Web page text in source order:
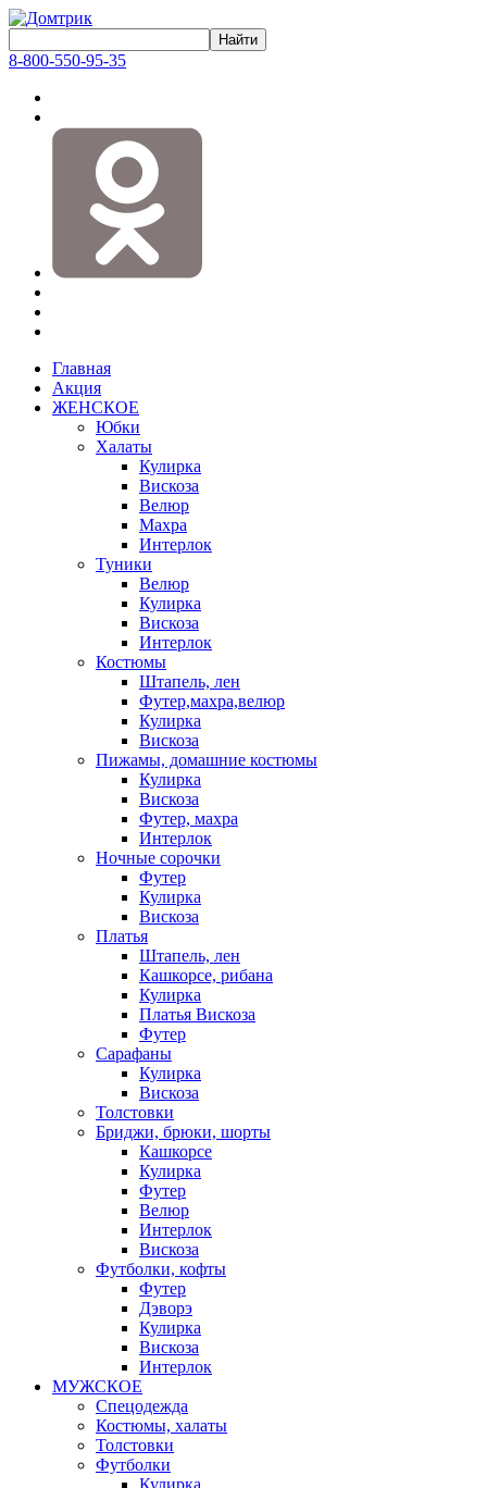
8-800-550-95-35
Главная
Акция
ЖЕНСКОЕ
Юбки
Халаты
Кулирка
Вискоза
Велюр
Махра
Интерлок
Туники
Велюр
Кулирка
Вискоза
Интерлок
Костюмы
Штапель, лен
Футер,махра,велюр
Кулирка
Вискоза
Пижамы, домашние костюмы
Кулирка
Вискоза
Футер, махра
Интерлок
Ночные сорочки
Футер
Кулирка
Вискоза
Платья
Штапель, лен
Кашкорсе, рибана
Кулирка
Платья Вискоза
Футер
Сарафаны
Кулирка
Вискоза
Толстовки
Бриджи, брюки, шорты
Кашкорсе
Кулирка
Футер
Велюр
Интерлок
Вискоза
Футболки, кофты
Футер
Дэворэ
Кулирка
Вискоза
Интерлок
МУЖСКОЕ
Спецодежда
Костюмы, халаты
Толстовки
Футболки
Кулирка